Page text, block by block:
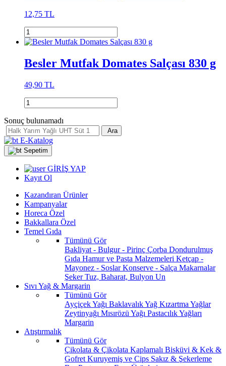
12,75 TL
Besler Mutfak Domates Salçası 830 g
49,90 TL
Sonuç bulunamadı
Ara
E-Katalog
Sepetim
GİRİŞ YAP
Kayıt Ol
Kazandıran Ürünler
Kampanyalar
Horeca Özel
Bakkallara Özel
Temel Gıda
Tümünü Gör
Bakliyat - Bulgur - Pirinç Çorba Dondurulmuş
Gıda Hamur ve Pasta Malzemeleri Ketçap -
Mayonez - SoslarKonserve - Salça Makarnalar
ŞekerTuz, Baharat, Bulyon Un
Sıvı Yağ & Margarin
Tümünü Gör
Ayçiçek Yağı Baklavalık Yağ Kızartma Yağlar
Zeytinyağı Mısırözü Yağı Pastacılık Yağları
Margarin
Atıştırmalık
Tümünü Gör
Çikolata & Çikolata Kaplamalı Bisküvi & Kek &
Gofret Kuruyemiş ve Cips Sakız & Şekerleme